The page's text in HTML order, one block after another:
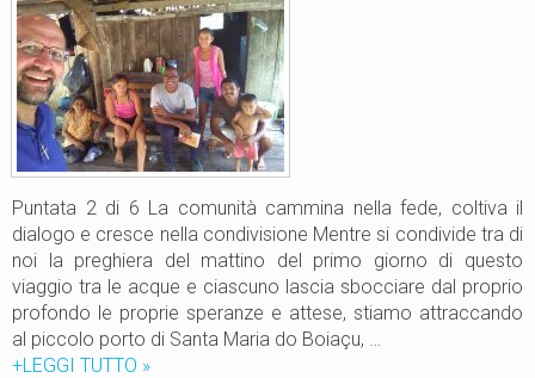
o
n
e
!
”
_
0
a
n
e
b
u
o
n
o
d
e
l
l
a
m
Puntata 2 di 6 La comunità cammina nella fede, coltiva il
dialogo e cresce nella condivisione Mentre si condivide tra di
noi la preghiera del mattino del primo giorno di questo
viaggio tra le acque e ciascuno lascia sbocciare dal proprio
profondo le proprie speranze e attese, stiamo attraccando
al piccolo porto di Santa Maria do Boiaçu, …
+LEGGI TUTTO »